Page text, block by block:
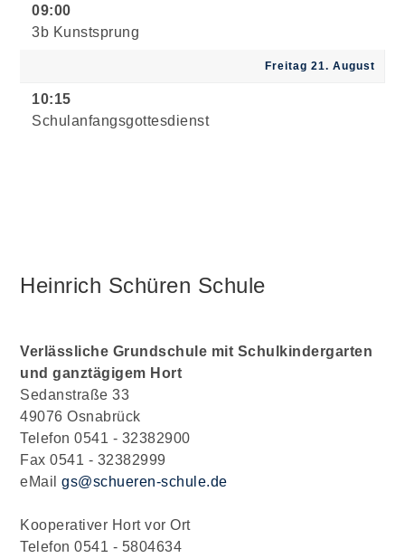
09:00
3b Kunstsprung
Freitag 21. August
10:15
Schulanfangsgottesdienst
Heinrich Schüren Schule
Verlässliche Grundschule mit Schulkindergarten
und ganztägigem Hort
Sedanstraße 33
49076 Osnabrück
Telefon 0541 - 32382900
Fax 0541 - 32382999
eMailgs@schueren-schule.de
Kooperativer Hort vor Ort
Telefon 0541 - 5804634